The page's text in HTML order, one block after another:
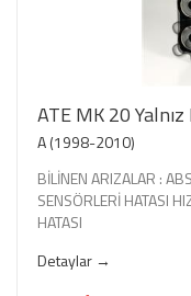
ATE MK 20
A (1998-2010)
BİLİNEN ARIZALAR :
SENSÖRLERİ HATASI
HATASI
Detaylar →